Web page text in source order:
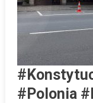
#Polonia